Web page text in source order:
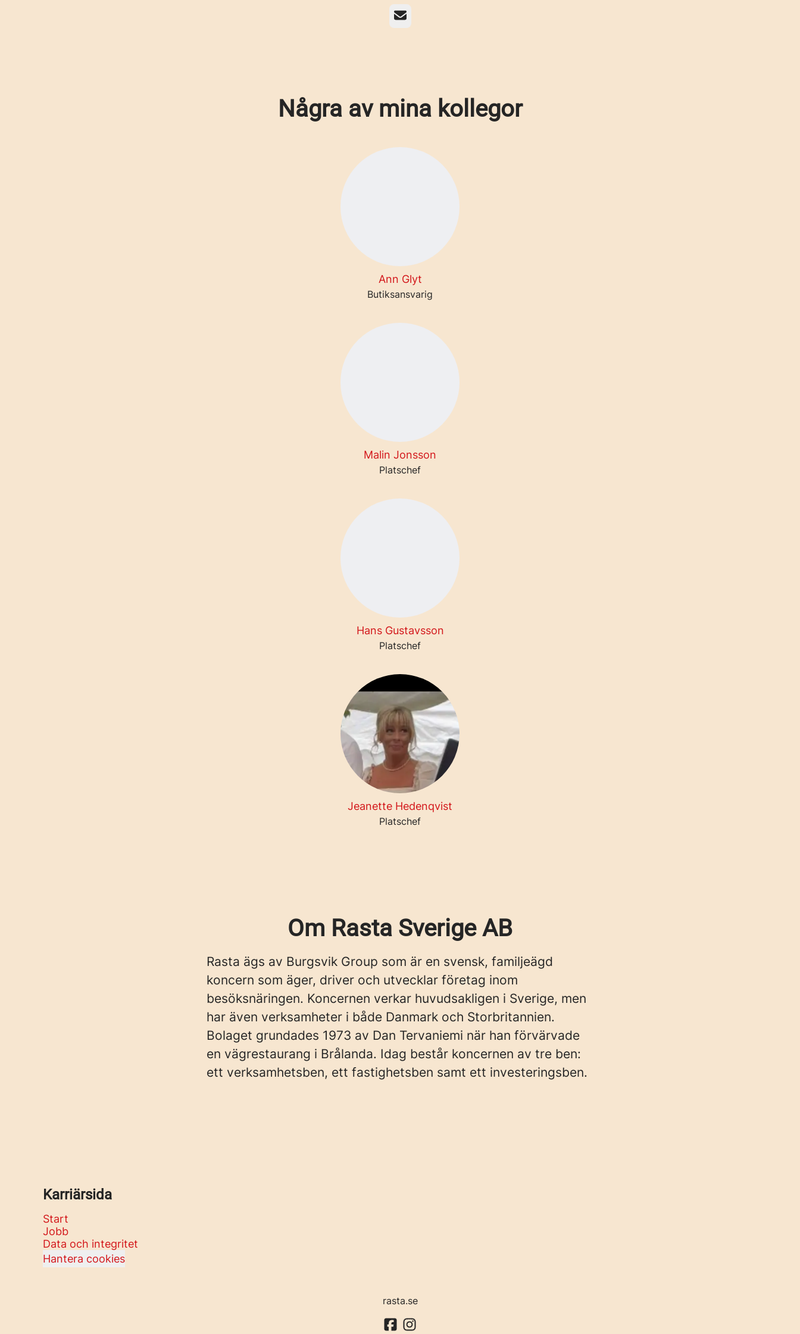
E-post
Några av mina kollegor
Ann Glyt
Butiksansvarig
Malin Jonsson
Platschef
Hans Gustavsson
Platschef
Jeanette Hedenqvist
Platschef
Om Rasta Sverige AB
Rasta ägs av Burgsvik Group som är en svensk, familjeägd
koncern som äger, driver och utvecklar företag inom
besöksnäringen. Koncernen verkar huvudsakligen i Sverige, men
har även verksamheter i både Danmark och Storbritannien.
Bolaget grundades 1973 av Dan Tervaniemi när han förvärvade
en vägrestaurang i Brålanda. Idag består koncernen av tre ben:
ett verksamhetsben, ett fastighetsben samt ett investeringsben.
Karriärsida
Start
Jobb
Data och integritet
Hantera cookies
rasta.se